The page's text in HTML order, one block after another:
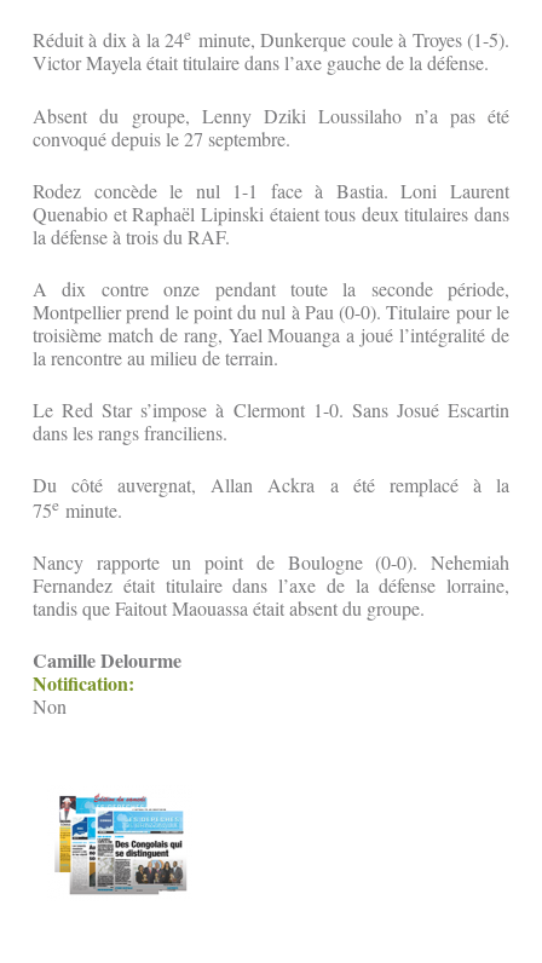
Réduit à dix à la 24e minute, Dunkerque coule à Troyes (1-5).
Victor Mayela était titulaire dans l’axe gauche de la défense.
Absent du groupe, Lenny Dziki Loussilaho n’a pas été
convoqué depuis le 27 septembre.
Rodez concède le nul 1-1 face à Bastia. Loni Laurent
Quenabio et Raphaël Lipinski étaient tous deux titulaires dans
la défense à trois du RAF.
A dix contre onze pendant toute la seconde période,
Montpellier prend le point du nul à Pau (0-0). Titulaire pour le
troisième match de rang, Yael Mouanga a joué l’intégralité de
la rencontre au milieu de terrain.
Le Red Star s’impose à Clermont 1-0. Sans Josué Escartin
dans les rangs franciliens.
Du côté auvergnat, Allan Ackra a été remplacé à la
75e minute.
Nancy rapporte un point de Boulogne (0-0). Nehemiah
Fernandez était titulaire dans l’axe de la défense lorraine,
tandis que Faitout Maouassa était absent du groupe.
Camille Delourme
Notification:
Non